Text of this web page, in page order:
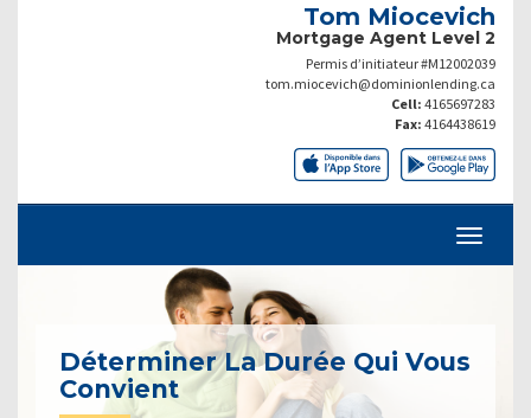
Tom Miocevich
Mortgage Agent Level 2
Permis d’initiateur #M12002039
tom.miocevich@dominionlending.ca
Cell: 4165697283
Fax: 4164438619
Déterminer La Durée Qui Vous
Convient